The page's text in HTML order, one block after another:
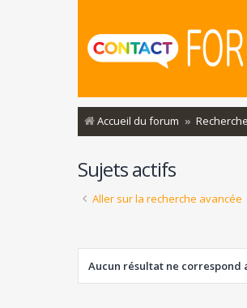
Accueil du forum
Sujets actifs
Aller sur la recherche avancée
Aucun résultat ne correspond